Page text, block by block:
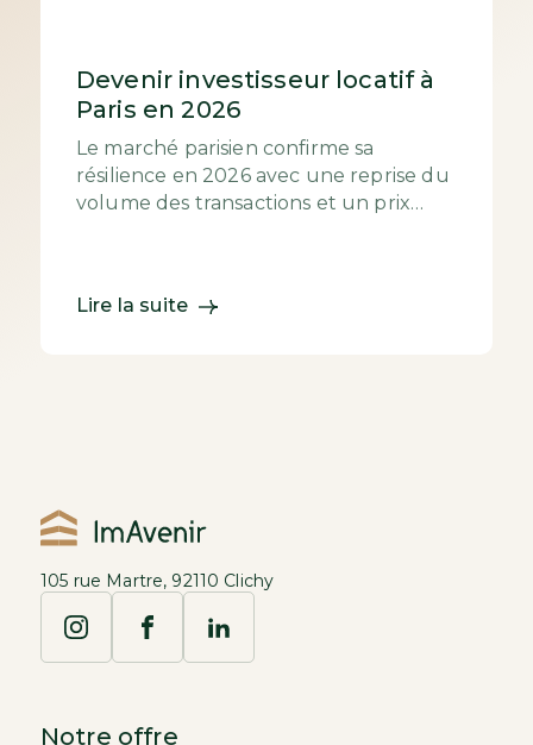
Devenir investisseur locatif à
Paris en 2026
Le marché parisien confirme sa
résilience en 2026 avec une reprise du
volume des transactions et un prix
Lire la suite
105 rue Martre, 92110 Clichy
Notre offre